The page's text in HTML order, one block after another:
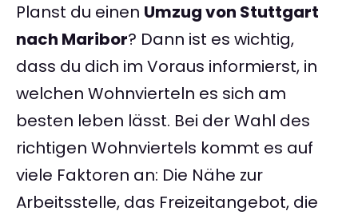
Planst du einen Umzug von Stuttgart
nach Maribor? Dann ist es wichtig,
dass du dich im Voraus informierst, in
welchen Wohnvierteln es sich am
besten leben lässt. Bei der Wahl des
richtigen Wohnviertels kommt es auf
viele Faktoren an: Die Nähe zur
Arbeitsstelle, das Freizeitangebot, die